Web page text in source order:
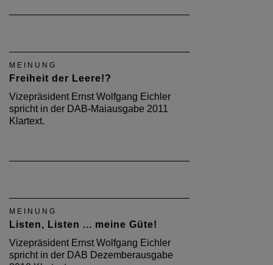
MEINUNG
Freiheit der Leere!?
Vizepräsident Ernst Wolfgang Eichler
spricht in der DAB-Maiausgabe 2011
Klartext.
MEINUNG
Listen, Listen ... meine Güte!
Vizepräsident Ernst Wolfgang Eichler
spricht in der DAB Dezemberausgabe